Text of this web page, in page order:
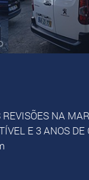
NA
E 3 ANOS